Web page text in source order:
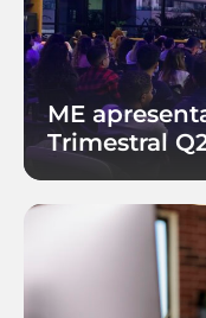
ME
Trimestral